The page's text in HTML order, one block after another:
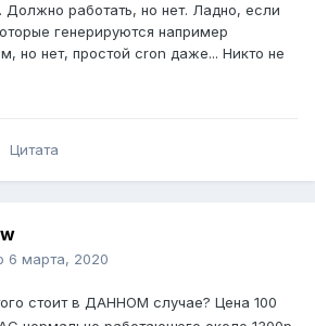
работать, но нет. Ладно, если
генерируются например
но нет, простой cron даже... Никто не
Цитата
6 марта, 2020
стоит в ДАННОМ случае? Цена 100